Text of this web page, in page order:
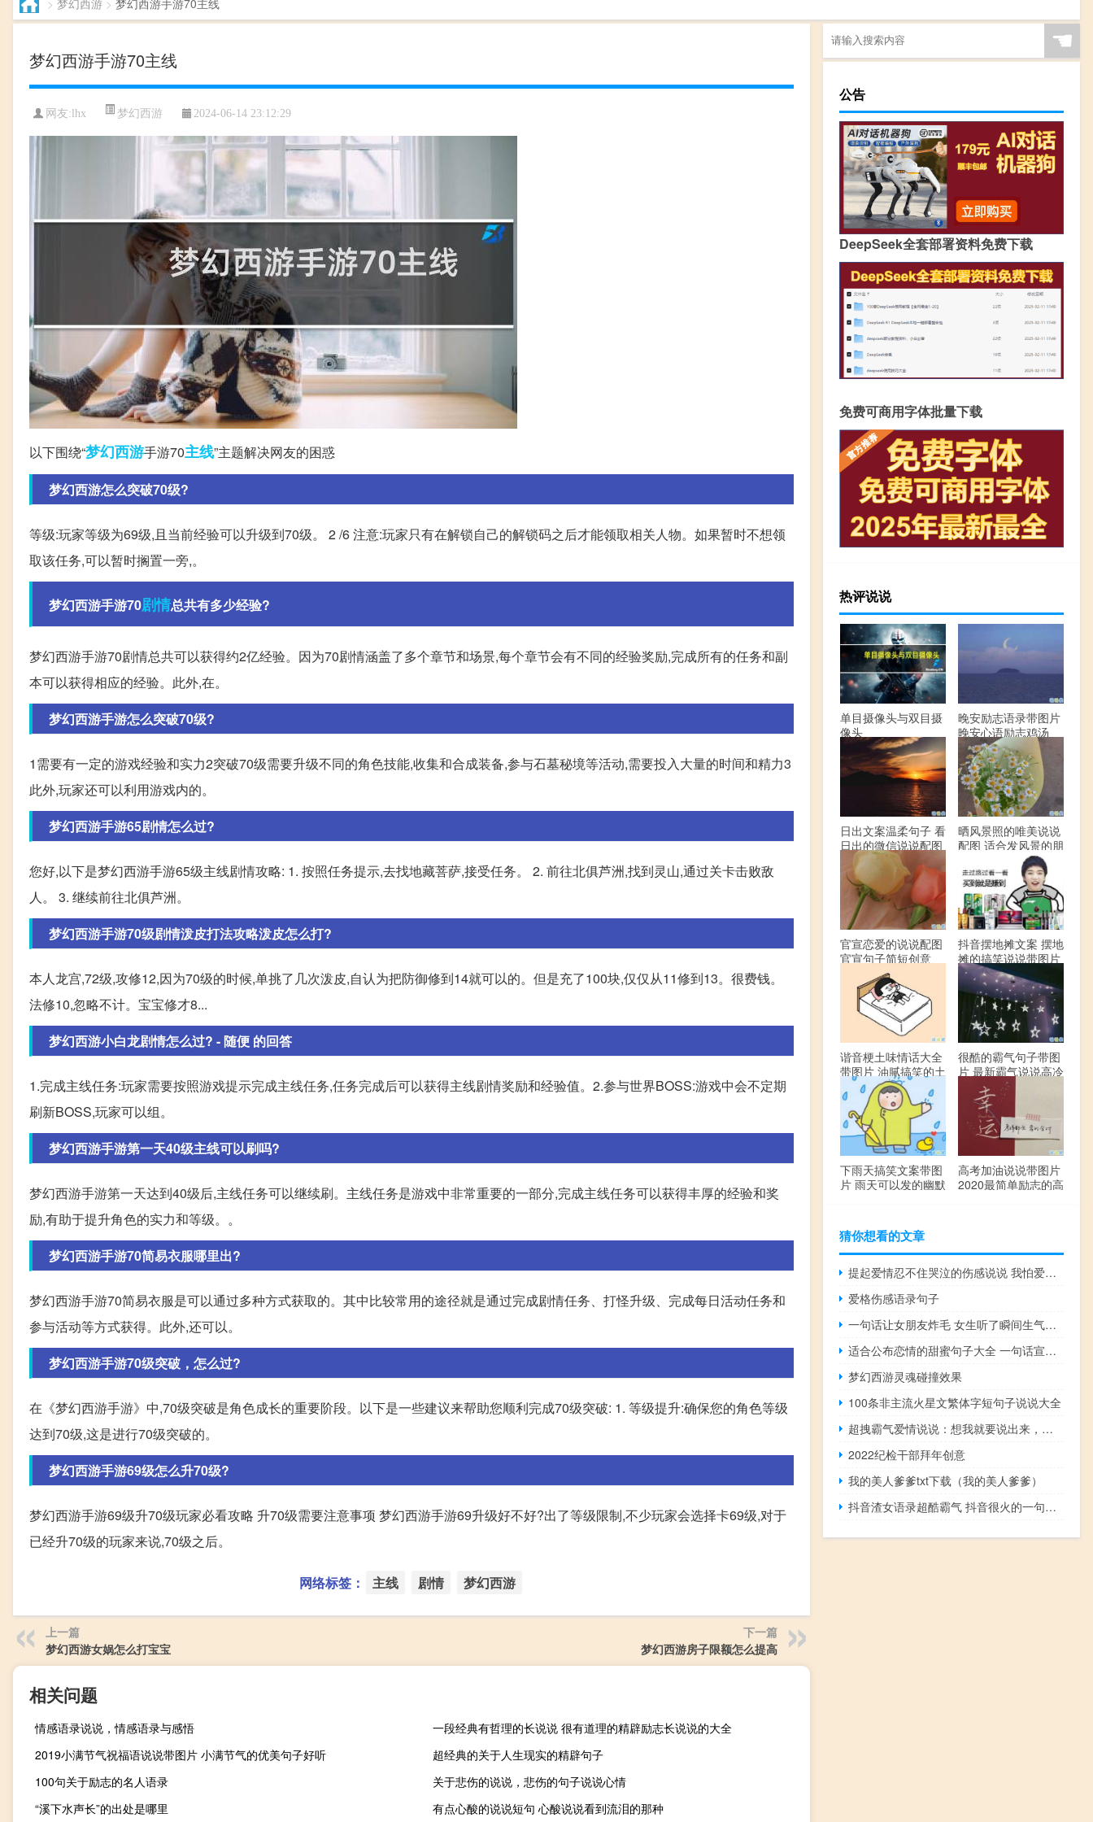
梦幻西游手游70主线
网友:lhx 梦幻西游 2024-06-14 23:12:29
以下围绕“梦幻西游手游70主线”主题解决网友的困惑
梦幻西游怎么突破70级?
等级:玩家等级为69级,且当前经验可以升级到70级。 2 /6 注意:玩家只有在解锁自己的解锁码之后才能领取相关人物。如果暂时不想领
取该任务,可以暂时搁置一旁,。
梦幻西游手游70剧情总共有多少经验?
梦幻西游手游70剧情总共可以获得约2亿经验。因为70剧情涵盖了多个章节和场景,每个章节会有不同的经验奖励,完成所有的任务和副
本可以获得相应的经验。此外,在。
梦幻西游手游怎么突破70级?
1需要有一定的游戏经验和实力2突破70级需要升级不同的角色技能,收集和合成装备,参与石墓秘境等活动,需要投入大量的时间和精力3
此外,玩家还可以利用游戏内的。
梦幻西游手游65剧情怎么过?
您好,以下是梦幻西游手游65级主线剧情攻略: 1. 按照任务提示,去找地藏菩萨,接受任务。 2. 前往北俱芦洲,找到灵山,通过关卡击败敌
人。 3. 继续前往北俱芦洲。
梦幻西游手游70级剧情泼皮打法攻略泼皮怎么打?
本人龙宫,72级,攻修12,因为70级的时候,单挑了几次泼皮,自认为把防御修到14就可以的。但是充了100块,仅仅从11修到13。很费钱。
法修10,忽略不计。宝宝修才8...
梦幻西游小白龙剧情怎么过? - 随便 的回答
1.完成主线任务:玩家需要按照游戏提示完成主线任务,任务完成后可以获得主线剧情奖励和经验值。2.参与世界BOSS:游戏中会不定期
刷新BOSS,玩家可以组。
梦幻西游手游第一天40级主线可以刷吗?
梦幻西游手游第一天达到40级后,主线任务可以继续刷。主线任务是游戏中非常重要的一部分,完成主线任务可以获得丰厚的经验和奖
励,有助于提升角色的实力和等级。。
梦幻西游手游70简易衣服哪里出?
梦幻西游手游70简易衣服是可以通过多种方式获取的。其中比较常用的途径就是通过完成剧情任务、打怪升级、完成每日活动任务和
参与活动等方式获得。此外,还可以。
梦幻西游手游70级突破，怎么过?
在《梦幻西游手游》中,70级突破是角色成长的重要阶段。以下是一些建议来帮助您顺利完成70级突破: 1. 等级提升:确保您的角色等级
达到70级,这是进行70级突破的。
梦幻西游手游69级怎么升70级?
梦幻西游手游69级升70级玩家必看攻略 升70级需要注意事项 梦幻西游手游69升级好不好?出了等级限制,不少玩家会选择卡69级,对于
已经升70级的玩家来说,70级之后。
网络标签： 主线 剧情 梦幻西游
上一篇
梦幻西游女娲怎么打宝宝
下一篇
梦幻西游房子限额怎么提高
相关问题
情感语录说说，情感语录与感悟
一段经典有哲理的长说说 很有道理的精辟励志长说说的大全
2019小满节气祝福语说说带图片 小满节气的优美句子好听
超经典的关于人生现实的精辟句子
100句关于励志的名人语录
关于悲伤的说说，悲伤的句子说说心情
“溪下水声长”的出处是哪里
有点心酸的说说短句 心酸说说看到流泪的那种
☚
公告
DeepSeek全套部署资料免费下载
免费可商用字体批量下载
热评说说
单目摄像头与双目摄
像头
晚安励志语录带图片
晚安心语励志鸡汤
日出文案温柔句子 看
日出的微信说说配图
晒风景照的唯美说说
配图 适合发风景的朋
官宣恋爱的说说配图
官宣句子简短创意
抖音摆地摊文案 摆地
摊的搞笑说说带图片
谐音梗土味情话大全
带图片 油腻搞笑的土
味情话
很酷的霸气句子带图
片 最新霸气说说高冷
下雨天搞笑文案带图
片 雨天可以发的幽默
高考加油说说带图片
2020最简单励志的高
猜你想看的文章
提起爱情忍不住哭泣的伤感说说 我怕爱的太早不能和你一起终老
爱格伤感语录句子
一句话让女朋友炸毛 女生听了瞬间生气的句子合集
适合公布恋情的甜蜜句子大全 一句话宣布恋情的唯美说说
梦幻西游灵魂碰撞效果
100条非主流火星文繁体字短句子说说大全
超拽霸气爱情说说：想我就要说出来，放在心里又不会涨利息
2022纪检干部拜年创意
我的美人爹爹txt下载（我的美人爹爹）
抖音渣女语录超酷霸气 抖音很火的一句话说说渣女大全